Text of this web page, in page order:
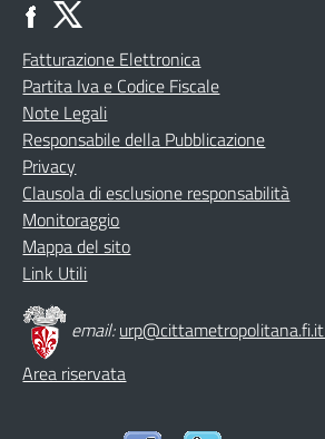
Fatturazione Elettronica
Partita Iva e Codice Fiscale
Note Legali
Responsabile della Pubblicazione
Privacy
Clausola di esclusione responsabilità
Monitoraggio
Mappa del sito
Link Utili
email:urp@cittametropolitana.fi.it
Area riservata